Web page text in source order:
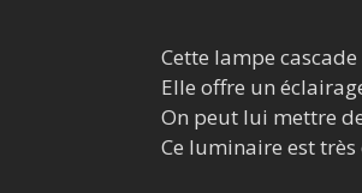
Cette lampe
Elle offre un
On peut lui mettre
Ce luminaire est très